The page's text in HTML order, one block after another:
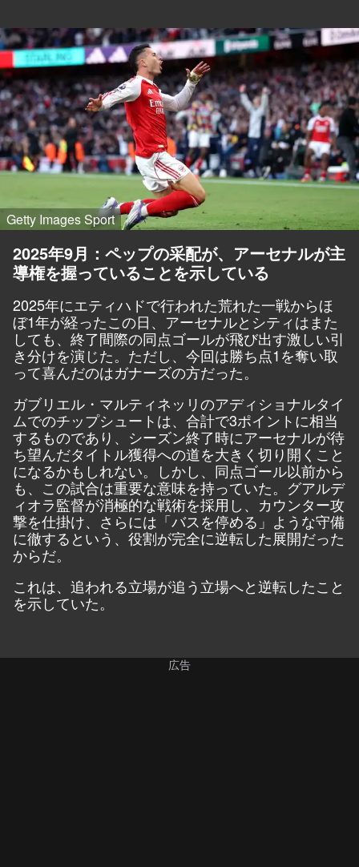
Getty Images Sport
2025年9月：ペップの采配が、アーセナルが主
導権を握っていることを示している
2025年にエティハドで行われた荒れた一戦からほ
ぼ1年が経ったこの日、アーセナルとシティはまた
しても、終了間際の同点ゴールが飛び出す激しい引
き分けを演じた。ただし、今回は勝ち点1を奪い取
って喜んだのはガナーズの方だった。
ガブリエル・マルティネッリのアディショナルタイ
ムでのチップシュートは、合計で3ポイントに相当
するものであり、シーズン終了時にアーセナルが待
ち望んだタイトル獲得への道を大きく切り開くこと
になるかもしれない。しかし、同点ゴール以前から
も、この試合は重要な意味を持っていた。グアルデ
ィオラ監督が消極的な戦術を採用し、カウンター攻
撃を仕掛け、さらには「バスを停める」ような守備
に徹するという、役割が完全に逆転した展開だった
からだ。
これは、追われる立場が追う立場へと逆転したこと
を示していた。